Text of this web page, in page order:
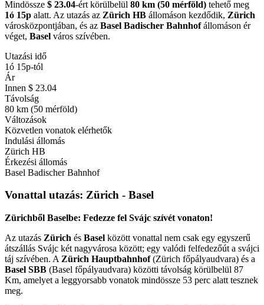
Mindössze $ 23.04-ért körülbelül 80 km (50 mérföld) tehető meg
1ó 15p alatt. Az utazás az Zürich HB állomáson kezdődik, Zürich
városközpontjában, és az Basel Badischer Bahnhofállomáson ér
véget, Basel város szívében.
Utazási idő
1ó 15p-tól
Ár
Innen $ 23.04
Távolság
80 km (50 mérföld)
Változások
Közvetlen vonatok elérhetők
Indulási állomás
Zürich HB
Érkezési állomás
Basel Badischer Bahnhof
Vonattal utazás: Zürich - Basel
Zürichből Baselbe: Fedezze fel Svájc szívét vonaton!
Az utazás Zürich és Basel között vonattal nem csak egy egyszerű
átszállás Svájc két nagyvárosa között; egy valódi felfedezőút a svájci
táj szívében. A Zürich Hauptbahnhof(Zürich főpályaudvara) és a
Basel SBB (Basel főpályaudvara) közötti távolság körülbelül 87
Km, amelyet a leggyorsabb vonatok mindössze 53 perc alatt tesznek
meg.